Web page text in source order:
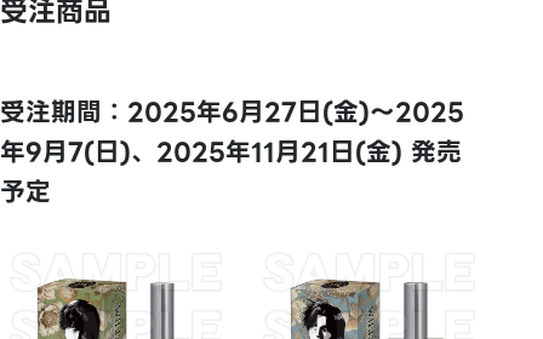
受注商品
受注期間：2025年6月27日(金)～2025
年9月7(日)、2025年11月21日(金) 発売
予定